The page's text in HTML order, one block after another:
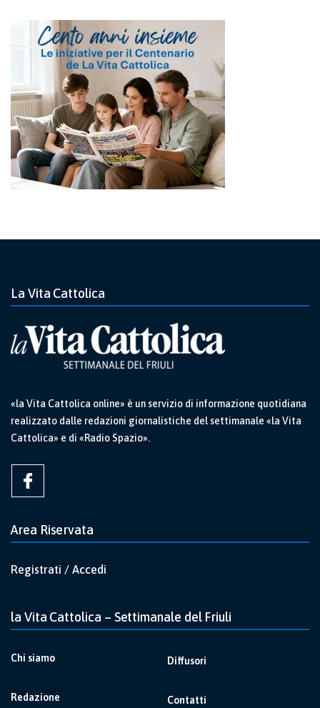
La Vita Cattolica
«la Vita Cattolica online» è un servizio di informazione quotidiana
realizzato dalle redazioni giornalistiche del settimanale «la Vita
Cattolica» e di «Radio Spazio».
Area Riservata
Registrati / Accedi
la Vita Cattolica – Settimanale del Friuli
Chi siamo
Redazione
Diffusori
Contatti